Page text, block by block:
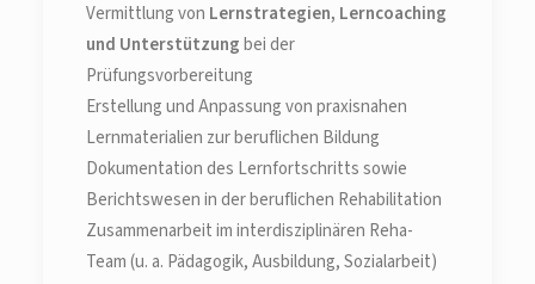
Vermittlung von Lernstrategien, Lerncoaching
und Unterstützungbei der
Prüfungsvorbereitung
Erstellung und Anpassung von praxisnahen
Lernmaterialien zur beruflichen Bildung
Dokumentation des Lernfortschritts sowie
Berichtswesen in der beruflichen Rehabilitation
Zusammenarbeit im interdisziplinären Reha-
Team (u. a. Pädagogik, Ausbildung, Sozialarbeit)